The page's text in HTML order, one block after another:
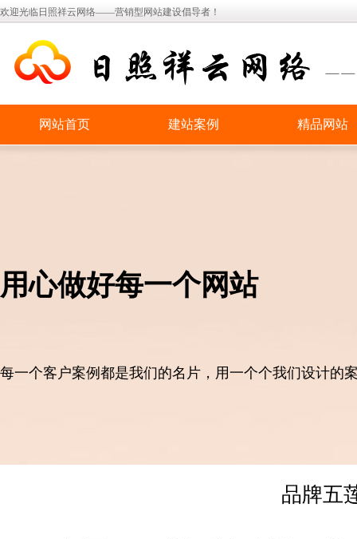
欢迎光临日照祥云网络——营销型网站建设倡导者！
网站首页 建站案例 精品网站
用心做好每一个网站
每一个客户案例都是我们的名片，用一个个我们设计的
品牌五